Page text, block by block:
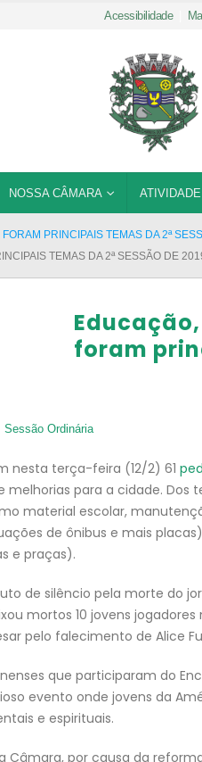
Acessibilidade|
NOSSA CÂMARA
PRINCIPAIS TEMAS DA 2ª
TEMAS DA 2ª SESSÃO DE
foram
Sessão Ordinária
nesta terça-feira (12/2) 61
melhorias para a cidade.
material escolar,
de ônibus e mais
e praças).
de silêncio pela morte do
mortos 10 jovens
pelo falecimento de Alice
que participaram do
evento onde jovens da
e espirituais.
Câmara, por causa da